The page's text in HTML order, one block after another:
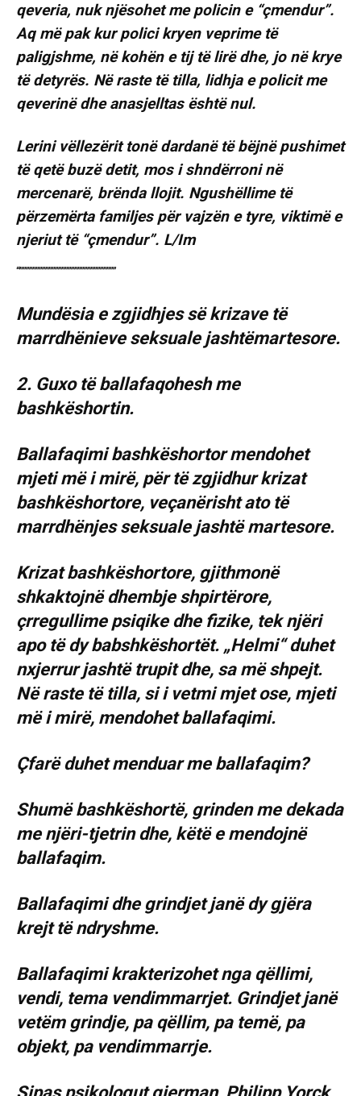
qeveria, nuk njësohet me policin e “çmendur”.
Aq më pak kur polici kryen veprime të
paligjshme, në kohën e tij të lirë dhe, jo në krye
të detyrës. Në raste të tilla, lidhja e policit me
qeverinë dhe anasjelltas është nul.
Lerini vëllezërit tonë dardanë të bëjnë pushimet
të qetë buzë detit, mos i shndërroni në
mercenarë, brënda llojit. Ngushëllime të
përzemërta familjes për vajzën e tyre, viktimë e
njeriut të “çmendur”. L/Im
“””””””””””””””””””””””””””””””
Mundësia e zgjidhjes së krizave të
marrdhënieve seksuale jashtëmartesore.
2. Guxo të ballafaqohesh me
bashkëshortin.
Ballafaqimi bashkëshortor mendohet
mjeti më i mirë, për të zgjidhur krizat
bashkëshortore, veçanërisht ato të
marrdhënjes seksuale jashtë martesore.
Krizat bashkëshortore, gjithmonë
shkaktojnë dhembje shpirtërore,
çrregullime psiqike dhe fizike, tek njëri
apo të dy babshkëshortët. „Helmi“ duhet
nxjerrur jashtë trupit dhe, sa më shpejt.
Në raste të tilla, si i vetmi mjet ose, mjeti
më i mirë, mendohet ballafaqimi.
Çfarë duhet menduar me ballafaqim?
Shumë bashkëshortë, grinden me dekada
me njëri-tjetrin dhe, këtë e mendojnë
ballafaqim.
Ballafaqimi dhe grindjet janë dy gjëra
krejt të ndryshme.
Ballafaqimi krakterizohet nga qëllimi,
vendi, tema vendimmarrjet. Grindjet janë
vetëm grindje, pa qëllim, pa temë, pa
objekt, pa vendimmarrje.